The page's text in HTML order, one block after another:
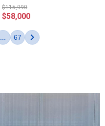
包 白色
$115,990
$58,000
... 67